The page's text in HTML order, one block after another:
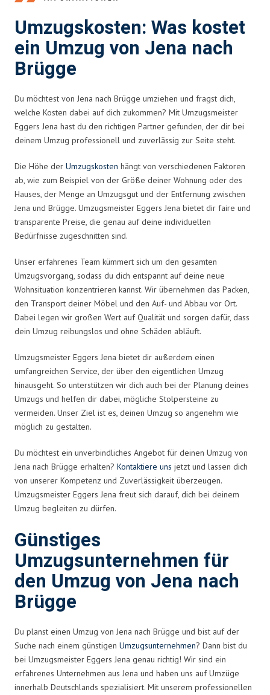
Umzugskosten: Was kostet
ein Umzug von Jena nach
Brügge
Du möchtest von Jena nach Brügge umziehen und fragst dich,
welche Kosten dabei auf dich zukommen? Mit Umzugsmeister
Eggers Jena hast du den richtigen Partner gefunden, der dir bei
deinem Umzug professionell und zuverlässig zur Seite steht.
Die Höhe der Umzugskosten hängt von verschiedenen Faktoren
ab, wie zum Beispiel von der Größe deiner Wohnung oder des
Hauses, der Menge an Umzugsgut und der Entfernung zwischen
Jena und Brügge. Umzugsmeister Eggers Jena bietet dir faire und
transparente Preise, die genau auf deine individuellen
Bedürfnisse zugeschnitten sind.
Unser erfahrenes Team kümmert sich um den gesamten
Umzugsvorgang, sodass du dich entspannt auf deine neue
Wohnsituation konzentrieren kannst. Wir übernehmen das Packen,
den Transport deiner Möbel und den Auf- und Abbau vor Ort.
Dabei legen wir großen Wert auf Qualität und sorgen dafür, dass
dein Umzug reibungslos und ohne Schäden abläuft.
Umzugsmeister Eggers Jena bietet dir außerdem einen
umfangreichen Service, der über den eigentlichen Umzug
hinausgeht. So unterstützen wir dich auch bei der Planung deines
Umzugs und helfen dir dabei, mögliche Stolpersteine zu
vermeiden. Unser Ziel ist es, deinen Umzug so angenehm wie
möglich zu gestalten.
Du möchtest ein unverbindliches Angebot für deinen Umzug von
Jena nach Brügge erhalten? Kontaktiere uns jetzt und lassen dich
von unserer Kompetenz und Zuverlässigkeit überzeugen.
Umzugsmeister Eggers Jena freut sich darauf, dich bei deinem
Umzug begleiten zu dürfen.
Günstiges
Umzugsunternehmen für
den Umzug von Jena nach
Brügge
Du planst einen Umzug von Jena nach Brügge und bist auf der
Suche nach einem günstigen Umzugsunternehmen? Dann bist du
bei Umzugsmeister Eggers Jena genau richtig! Wir sind ein
erfahrenes Unternehmen aus Jena und haben uns auf Umzüge
innerhalb Deutschlands spezialisiert. Mit unserem professionellen